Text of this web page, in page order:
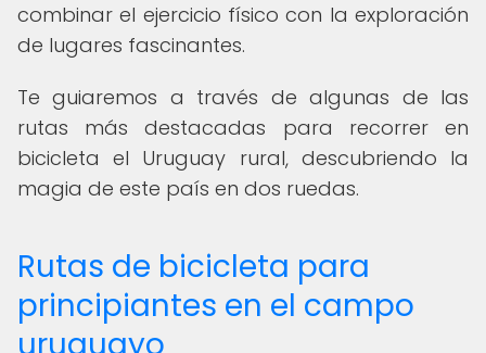
combinar el ejercicio físico con la exploración
de lugares fascinantes.
Te guiaremos a través de algunas de las
rutas más destacadas para recorrer en
bicicleta el Uruguay rural, descubriendo la
magia de este país en dos ruedas.
Rutas de bicicleta para
principiantes en el campo